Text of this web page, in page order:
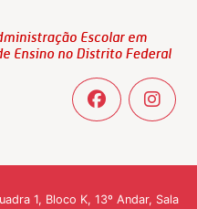
1, Bloco K, 13º Andar, Sala